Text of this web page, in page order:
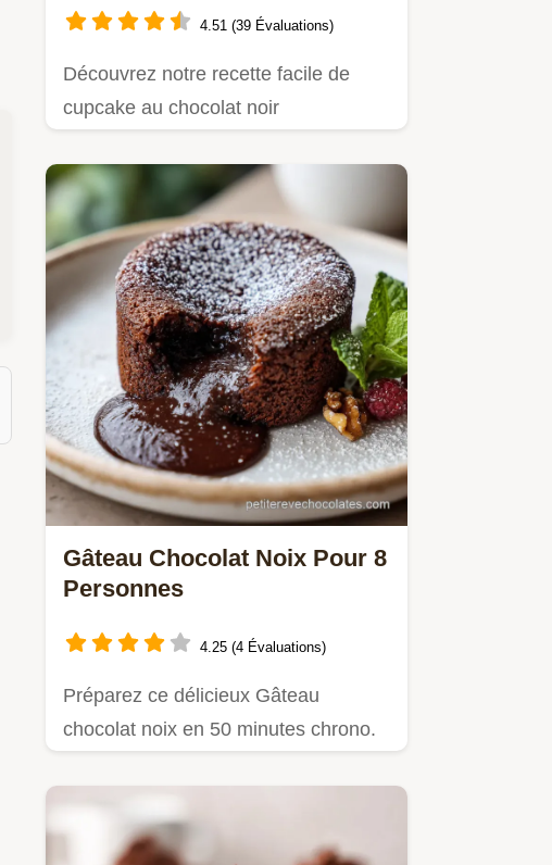
4.51 (39 Évaluations)
Découvrez notre recette facile de
cupcake au chocolat noir
Gâteau Chocolat Noix Pour 8
Personnes
4.25 (4 Évaluations)
Préparez ce délicieux Gâteau
chocolat noix en 50 minutes chrono.